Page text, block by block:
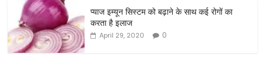
o
k
प्याज इम्यून सिस्टम को बढ़ाने के साथ कई रोगों का
करता है इलाज
April 29, 2020 0